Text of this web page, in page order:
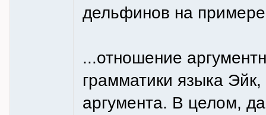
дельфинов на
...отношение
грамматики языка
аргумента. В целом,